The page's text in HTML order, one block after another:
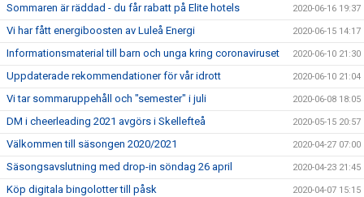
Sommaren är räddad - du får rabatt på Elite hotels 2020-06-16 19:37
Vi har fått energiboosten av Luleå Energi 2020-06-15 14:17
Informationsmaterial till barn och unga kring coronaviruset 2020-06-10 21:30
Uppdaterade rekommendationer för vår idrott 2020-06-10 21:04
Vi tar sommaruppehåll och "semester" i juli 2020-06-08 18:05
DM i cheerleading 2021 avgörs i Skellefteå 2020-05-15 20:57
Välkommen till säsongen 2020/2021 2020-04-27 07:00
Säsongsavslutning med drop-in söndag 26 april 2020-04-23 21:45
Köp digitala bingolotter till påsk 2020-04-07 15:15